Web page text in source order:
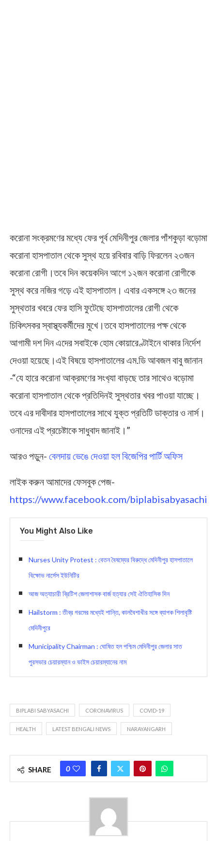
করোনা সংক্রমণের মধ্যে ফের পূর্ব মেদিনীপুর জেলার পাঁশকুড়া বড়োমা
করোনা হাসপাতাল থেকে সুস্থ হয়ে রবিবার বাড়ি ফিরলেন ২৩জন
করোনা রোগী।তবে দিন কয়েকদিন আগে ১২জন করোনা রোগীকে
সুস্থ করে নজির গড়ে এই হাসপাতাল। এবার একসঙ্গে ২৩ জনের
সুস্থতার খবরে ফের হাসি ফুটেছে হাসপাতালের রোগী থেকে
চিকিৎসকর স্বাস্থ্যকর্মীদের মুখে।তবে হাসপাতালের পক্ষ থেকে
আগামী দশ দিন এদের সবাইকে হোম কোয়ারেণ্টাইনে থাকার নির্দেশ
দেওয়া হয়েছে।এই বিষয়ে হাসপাতালের এম.ডি আবজল বাবু জানান
-“যে হারে করোনা আক্রমণের সংখ‍্যা বাড়ছে তার সাথেও বড়োমা
করোনা হাসপাতাল থেকে প্রতিদিনই সুস্থতার খবর পাওয়া যাচ্ছে।
তবে এর দাবীদার হাসপাতালের সাথে যুক্ত প্রতিটি ডাক্তার ও নার্স।
ওনাদের এই প্রচেষ্টাকে সাধুবাদ জানাই।”
আরও পড়ুন- বেলদায় ভেঙে দেওয়া হল বিজেপির পার্টি অফিস
লাইক করুন আমাদের ফেসবুক পেজ-
https://www.facebook.com/biplabisabyasachi
You Might Also Like
Nurses Unity Protest : বেতন বৈষম্যের বিরুদ্ধে মেদিনীপুর হাসপাতালে
বিক্ষোভ নার্সেস ইউনিটির
আজ অত্যাচারী ব্রিটিশ জেলাশাসক বার্জ হত্যার সেই ঐতিহাসিক দিন
Hailstorm : তীব্র গরমের মধ্যেই শান্তি, কালবৈশাখীর সঙ্গে ব্যাপক শিলাবৃষ্টি
মেদিনীপুরে
Municipality Chairman : ঘোষিত হল পশ্চিম মেদিনীপুর জেলার সাত
পুরসভার চেয়ারম্যান ও ভাইস চেয়ারম্যানের নাম
BIPLABI SABYASACHI CORONAVIRUS COVID-19
HEALTH LATEST BENGALI NEWS NARAYANGARH
SHARE 0